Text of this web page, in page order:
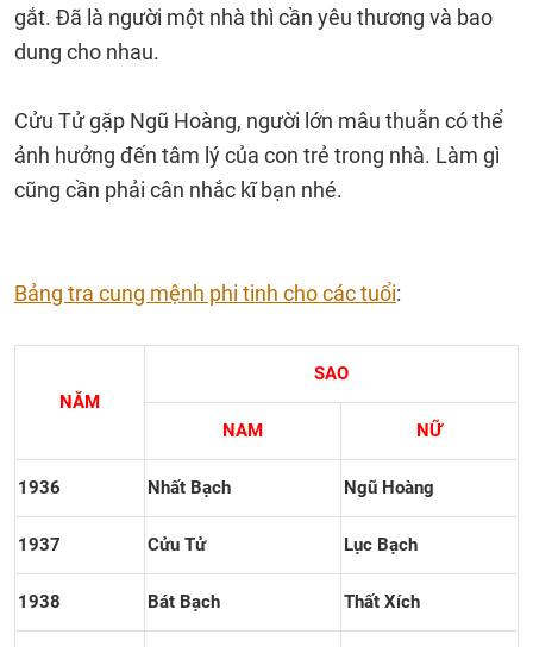
gắt. Đã là người một nhà thì cần yêu thương và bao
dung cho nhau.
Cửu Tử gặp Ngũ Hoàng, người lớn mâu thuẫn có thể
ảnh hưởng đến tâm lý của con trẻ trong nhà. Làm gì
cũng cần phải cân nhắc kĩ bạn nhé.
Bảng tra cung mệnh phi tinh cho các tuổi:
NĂM
SAO
NAM NỮ
1936 Nhất Bạch Ngũ Hoàng
1937 Cửu Tử Lục Bạch
1938 Bát Bạch Thất Xích